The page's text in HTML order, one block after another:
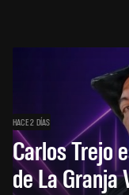
HACE 2 DÍAS
Carlos Trejo
de La Granja